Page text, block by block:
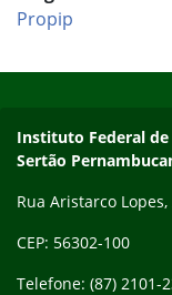
Propip
Endereço
Instituto Federal de
Sertão
Rua Aristarco
CEP: 56302-100
Telefone: (87) 2101-